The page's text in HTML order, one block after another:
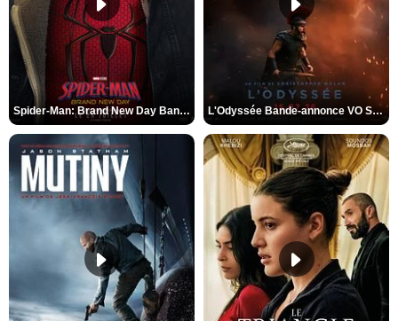
Spider-Man: Brand New Day Bande-annonce VO STFR L'Odyssée Bande-annonce VO STFR